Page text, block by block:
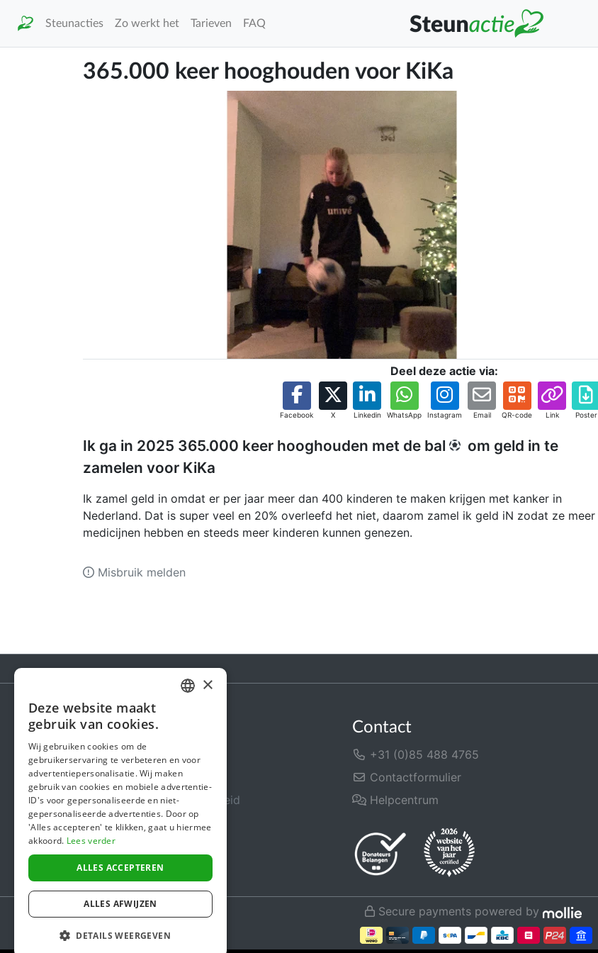
Steunacties Zo werkt het Tarieven FAQ
365.000 keer hooghouden voor KiKa
Deel deze actie via:
Facebook X Linkedin WhatsApp Instagram Email QR-code Link Poster
Ik ga in 2025 365.000 keer hooghouden met de bal
om geld in te
zamelen voor KiKa
Ik zamel geld in omdat er per jaar meer dan 400 kinderen te maken krijgen met kanker in
Nederland. Dat is super veel en 20% overleefd het niet, daarom zamel ik geld iN zodat ze meer
medicijnen hebben en steeds meer kinderen kunnen genezen.
Misbruik melden
Steunactie
Over ons
In de media
Veiligheid & Betrouwbaarheid
Algemene voorwaarden
Privacybeleid
Cookiebeleid
Contact
+31 (0)85 488 4765
Contactformulier
Helpcentrum
Secure payments powered by
ENGLISH
×
Deze website maakt
gebruik van cookies.
Wij gebruiken cookies om de
gebruikerservaring te verbeteren en voor
advertentiepersonalisatie. Wij maken
gebruik van cookies en mobiele advertentie-
ID's voor gepersonaliseerde en niet-
gepersonaliseerde advertenties. Door op
'Alles accepteren' te klikken, gaat u hiermee
akkoord. Lees verder
ALLES ACCEPTEREN
ALLES AFWIJZEN
DETAILS WEERGEVEN